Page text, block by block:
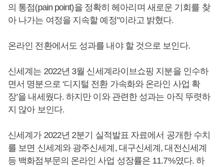
의 통점(pain point)을 정확히 헤아리며 새로운 기회를 찾
아 나가는 여정을 지속할 예정"이라고 밝혔다.
온라인 전환에서도 성과를 내야 할 것으로 보인다.
신세계는 2022년 3월 신세계라이브쇼핑 지분을 인수하
면서 명분으로 ‘디지털 전환 가속화와 온라인 사업 확
장’을 내세웠다. 하지만 이와 관련한 성과는 아직 뚜렷하
지 않아 보인다.
신세계가 2022년 2분기 실적발표 자료에서 공개한 수치
를 보면 신세계와 광주신세계, 대구신세계, 대전신세계
등 백화점부문의 온라인 사업 성장률은 11.7%였다. 하